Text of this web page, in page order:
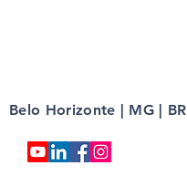
Belo Horizonte | MG | BR